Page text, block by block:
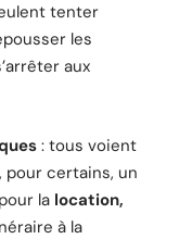
tenter
les
aux
: tous voient
pour certains, un
la location,
à la